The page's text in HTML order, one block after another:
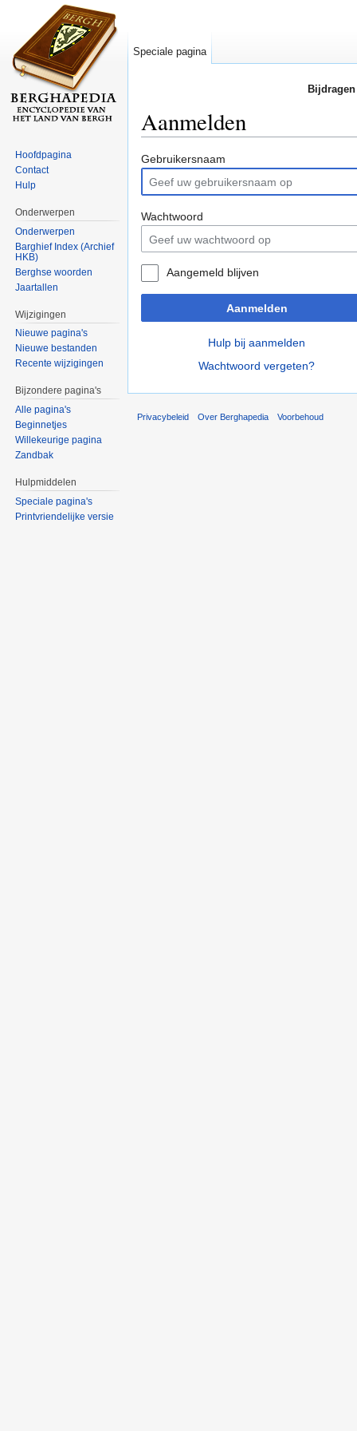
Aanmelden
Gebruikersnaam
Wachtwoord
Aangemeld blijven
Aanmelden
Hulp bij aanmelden
Wachtwoord vergeten?
Speciale pagina
Hoofdpagina
Contact
Hulp
Onderwerpen
Onderwerpen
Barghief Index (Archief
HKB)
Berghse woorden
Jaartallen
Wijzigingen
Nieuwe pagina's
Nieuwe bestanden
Recente wijzigingen
Bijzondere pagina's
Alle pagina's
Beginnetjes
Willekeurige pagina
Zandbak
Hulpmiddelen
Speciale pagina's
Printvriendelijke versie
Privacybeleid Over Berghapedia Voorbehoud